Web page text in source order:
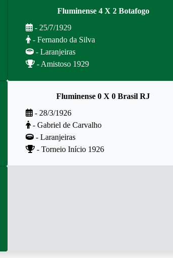
Fluminense 4 X 2 Botafogo
- 25/7/1929
- Fernando da Silva
- Laranjeiras
- Amistoso 1929
Fluminense 0 X 0 Brasil RJ
- 28/3/1926
- Gabriel de Carvalho
- Laranjeiras
- Torneio Início 1926